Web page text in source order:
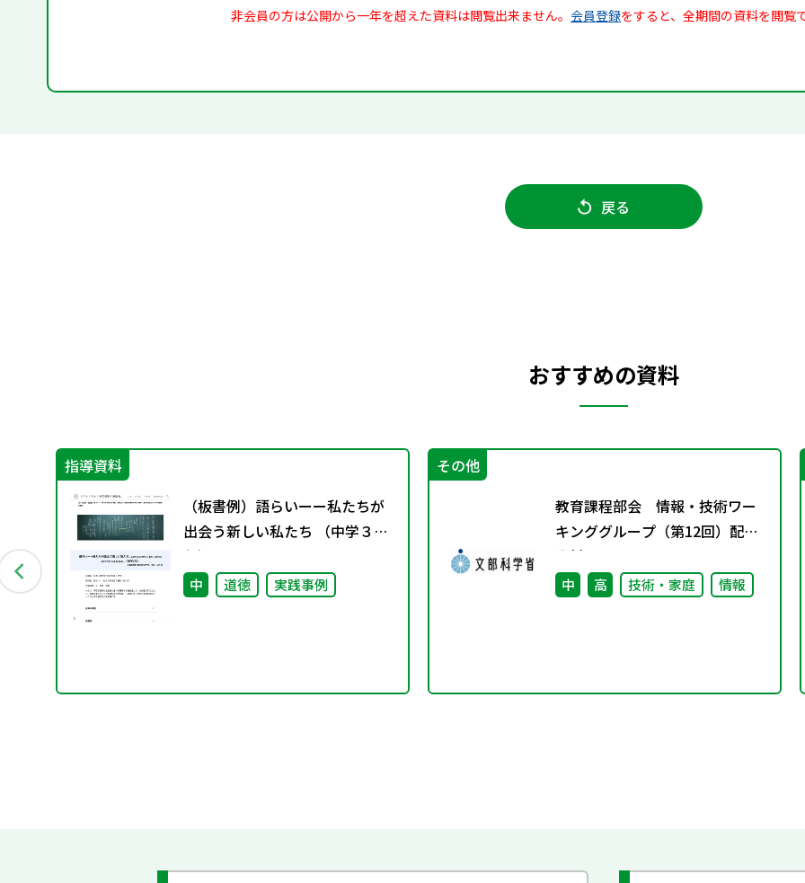
非会員の方は公開から一年を超えた資料は閲覧出来ません。 会員登録をすると、全期間の資料を閲覧
戻る
おすすめの資料
指導資料
（板書例）語らいーー私たちが
出会う新しい私たち （中学３
年）
中 道徳 実践事例
その他
教育課程部会 情報・技術ワー
キンググループ（第12回）配付
資料
中 高 技術・家庭 情報